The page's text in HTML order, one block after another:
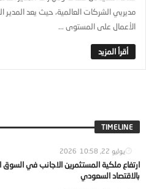
مديريي الشركات العالمية، حيث يعد
الأعمال على المستوى ...
TIMELINE
يوليو 22, 2026 10:58
ارتفاع ملكية المستثمرين الاجانب في
بالاقتصاد السعودي